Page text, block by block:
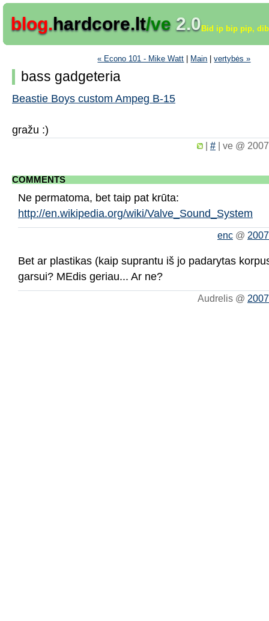
blog.hardcore.lt/ve 2.0Bid ip bip pip,
« Econo 101 - Mike Watt Main |vertybės »
bass gadgeteria
Beastie Boys custom Ampeg B-15
gražu :)
| # | ve @
COMMENTS
Ne permatoma, bet taip pat krūta:
http://en.wikipedia.org/wiki/Valve_Sound_System
enc @
Bet ar plastikas (kaip suprantu iš jo padarytas
garsui? MEdis geriau... Ar ne?
Audrelis @